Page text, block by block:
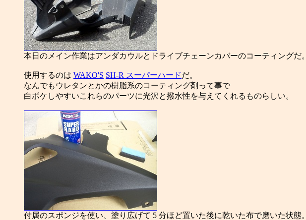
本日のメイン作業はアンダカウルとドライブチェーンカバーのコーティングだ。
使用するのは WAKO'S SH-R スーパーハードだ。
なんでもウレタンとかの樹脂系のコーティング剤って事で
白ボケしやすいこれらのパーツに光沢と撥水性を与えてくれるものらしい。
付属のスポンジを使い、塗り広げて 5 分ほど置いた後に乾いた布で磨いた状態。